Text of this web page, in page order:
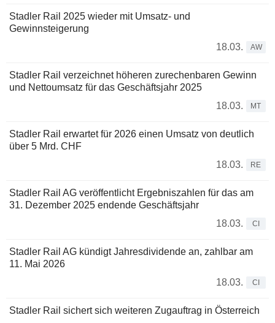
Stadler Rail 2025 wieder mit Umsatz- und
Gewinnsteigerung
18.03.
AW
Stadler Rail verzeichnet höheren zurechenbaren Gewinn
und Nettoumsatz für das Geschäftsjahr 2025
18.03.
MT
Stadler Rail erwartet für 2026 einen Umsatz von deutlich
über 5 Mrd. CHF
18.03.
RE
Stadler Rail AG veröffentlicht Ergebniszahlen für das am
31. Dezember 2025 endende Geschäftsjahr
18.03.
CI
Stadler Rail AG kündigt Jahresdividende an, zahlbar am
11. Mai 2026
18.03.
CI
Stadler Rail sichert sich weiteren Zugauftrag in Österreich